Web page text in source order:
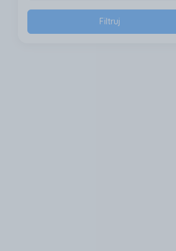
Filtruj